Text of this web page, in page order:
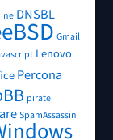
DNSBL
Gmail
Lenovo
Percona
pirate
SpamAssassin